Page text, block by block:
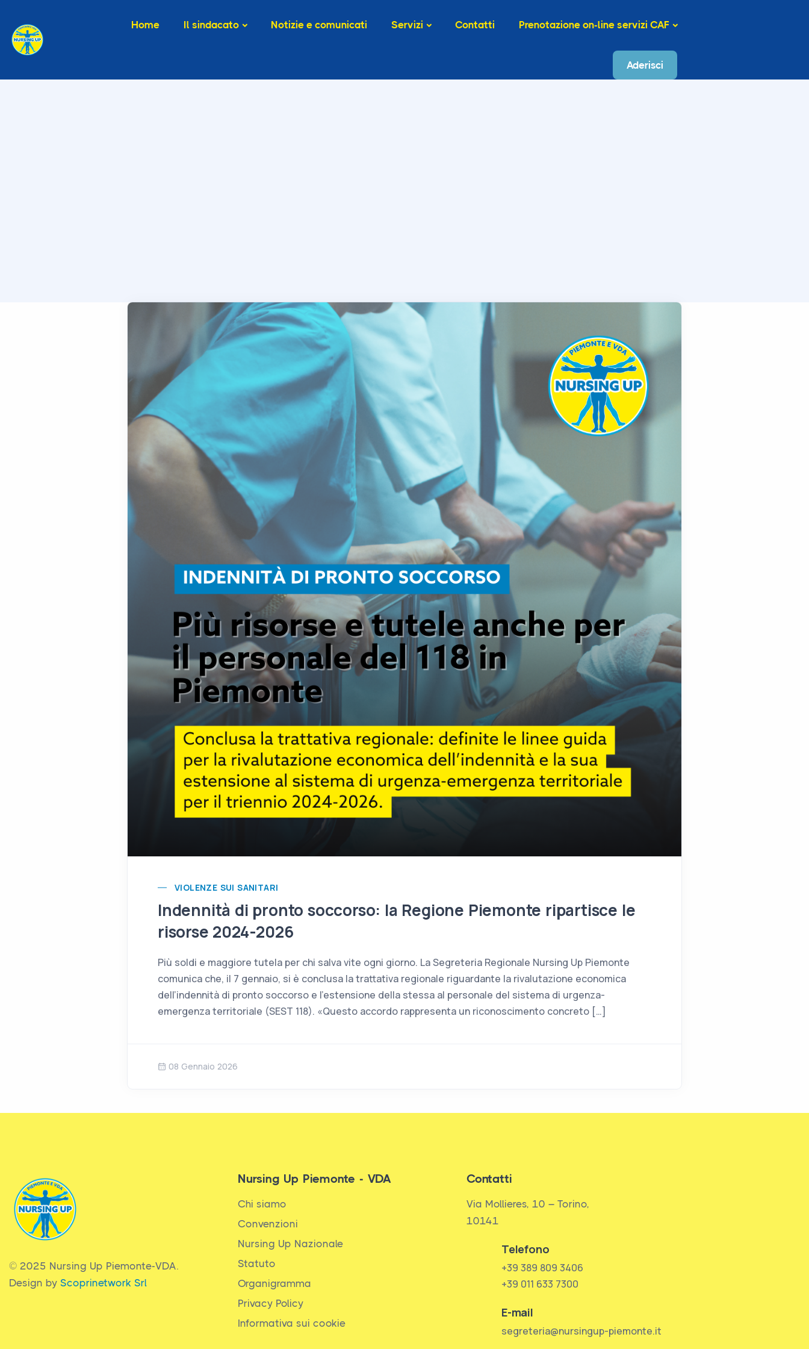
Home Il sindacato Notizie e comunicati Servizi Contatti Prenotazione on-line servizi CAF
Aderisci
VIOLENZE SUI SANITARI
Indennità di pronto soccorso: la Regione Piemonte ripartisce le
risorse 2024-2026
Più soldi e maggiore tutela per chi salva vite ogni giorno. La Segreteria Regionale Nursing Up Piemonte
comunica che, il 7 gennaio, si è conclusa la trattativa regionale riguardante la rivalutazione economica
dell’indennità di pronto soccorso e l’estensione della stessa al personale del sistema di urgenza-
emergenza territoriale (SEST 118). «Questo accordo rappresenta un riconoscimento concreto […]
08 Gennaio 2026
© 2025 Nursing Up Piemonte-VDA.
Design by Scoprinetwork Srl
Nursing Up Piemonte - VDA
Chi siamo
Convenzioni
Nursing Up Nazionale
Statuto
Organigramma
Privacy Policy
Informativa sui cookie
Contatti
Via Mollieres, 10 – Torino,
10141
Telefono
+39 389 809 3406
+39 011 633 7300
E-mail
segreteria@nursingup-piemonte.it